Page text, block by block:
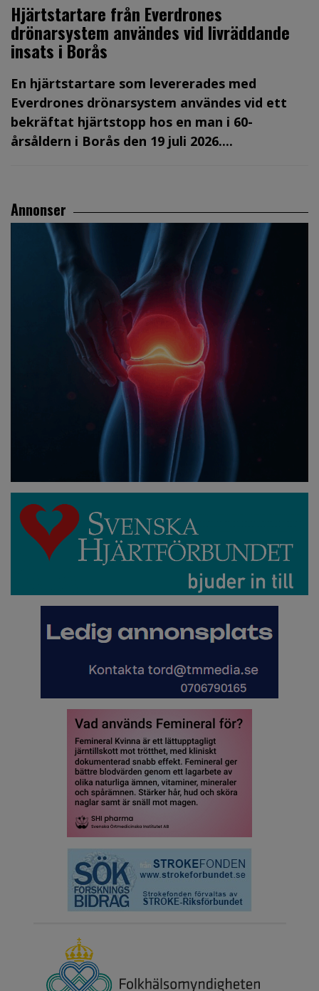
Hjärtstartare från Everdrones
drönarsystem användes vid livräddande
insats i Borås
En hjärtstartare som levererades med
Everdrones drönarsystem användes vid ett
bekräftat hjärtstopp hos en man i 60-
årsåldern i Borås den 19 juli 2026....
Annonser